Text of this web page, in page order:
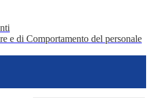
e di Comportamento del personale